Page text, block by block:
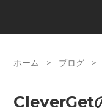
ホーム > ブログ >
CleverGet